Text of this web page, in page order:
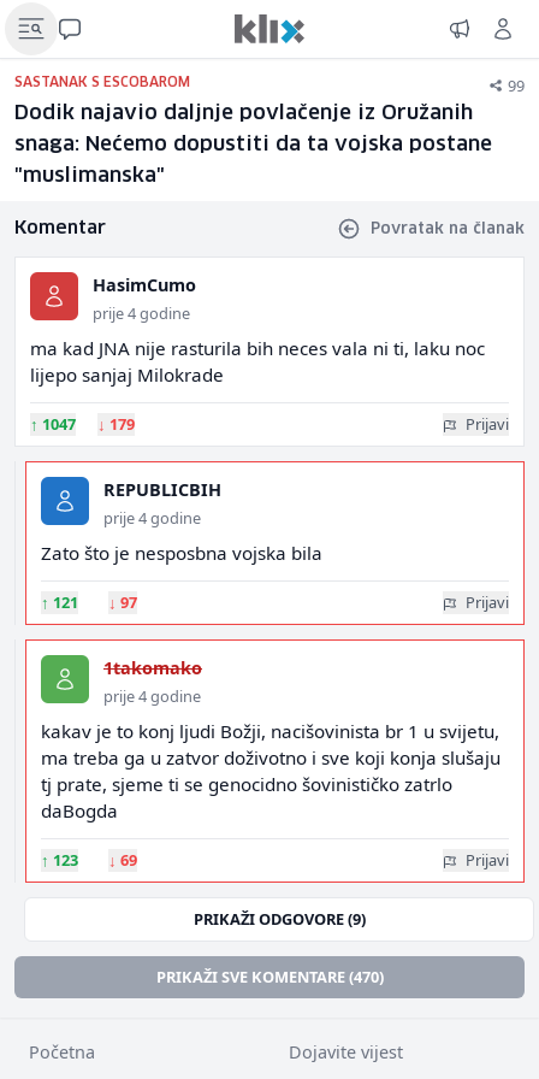
SASTANAK S ESCOBAROM 99
Dodik najavio daljnje povlačenje iz Oružanih
snaga: Nećemo dopustiti da ta vojska postane
"muslimanska"
Komentar Povratak na članak
HasimCumo
prije 4 godine
ma kad JNA nije rasturila bih neces vala ni ti, laku noc
lijepo sanjaj Milokrade
↑ 1047 ↓ 179 Prijavi
REPUBLICBIH
prije 4 godine
Zato što je nesposbna vojska bila
↑ 121 ↓ 97 Prijavi
1takomako
prije 4 godine
kakav je to konj ljudi Božji, nacišovinista br 1 u svijetu,
ma treba ga u zatvor doživotno i sve koji konja slušaju
tj prate, sjeme ti se genocidno šovinističko zatrlo
daBogda
↑ 123 ↓ 69 Prijavi
PRIKAŽI ODGOVORE (9)
PRIKAŽI SVE KOMENTARE (470)
Početna Dojavite vijest